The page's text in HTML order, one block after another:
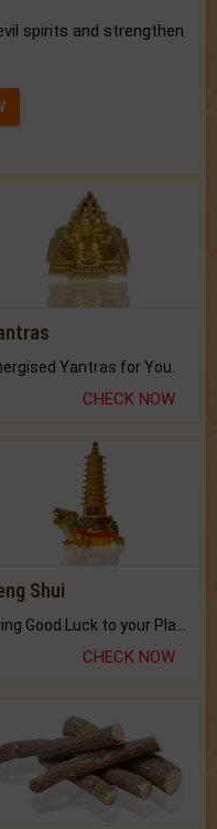
spirits and strengthen
Yantras for You.
CHECK NOW
Shui
CHECK NOW